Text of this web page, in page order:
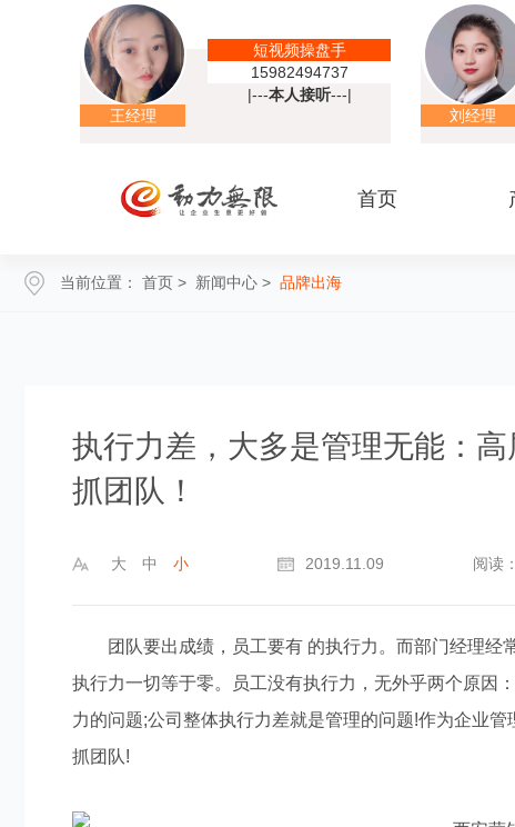
王经理
短视频操盘手
15982494737
|---本人接听---|
刘经理
首页
当前位置： 首页 > 新闻中心 > 品牌出海
执行力差，大多是管理无能：
抓团队！
大 中 小 2019.11.09 阅读
团队要出成绩，员工要有 的执行力。而部门经理经
执行力一切等于零。员工没有执行力，无外乎两个原因
力的问题;公司整体执行力差就是管理的问题!作为企业
抓团队!